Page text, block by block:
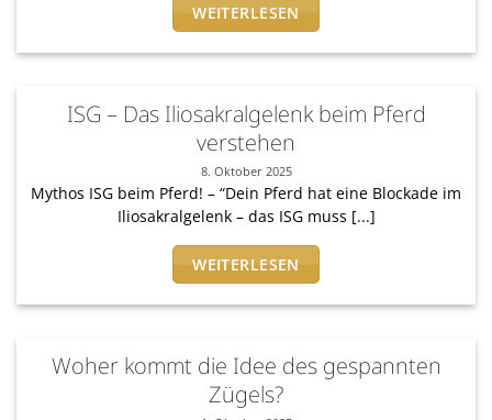
WEITERLESEN
ISG – Das Iliosakralgelenk beim Pferd
verstehen
8. Oktober 2025
Mythos ISG beim Pferd! – “Dein Pferd hat eine Blockade im
Iliosakralgelenk – das ISG muss [...]
WEITERLESEN
Woher kommt die Idee des gespannten
Zügels?